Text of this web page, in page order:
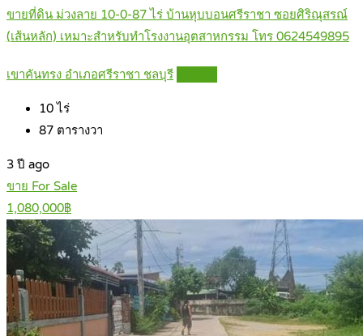
ขายที่ดิน ม่วงลาย 10-0-87 ไร่ บ้านหุบบอนศรีราชา ซอยศิริณุสรณ์
(เส้นหลัก) เหมาะสำหรับทำโรงงานอุตสาหกรรม โทร 0624549895
เขาคันทรง อำเภอศรีราชา ชลบุรี
10ไร่
87 ตารางวา
3 ปี ago
ขาย For Sale
1,080,000฿